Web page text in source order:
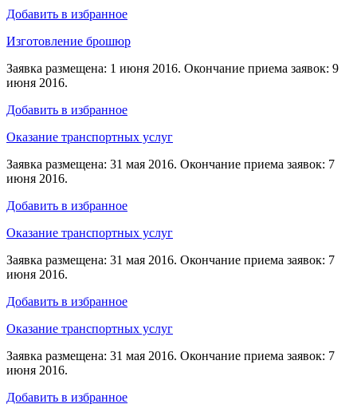
Добавить в избранное
Изготовление брошюр
Заявка размещена: 1 июня 2016. Окончание приема заявок: 9
июня 2016.
Добавить в избранное
Оказание транспортных услуг
Заявка размещена: 31 мая 2016. Окончание приема заявок: 7
июня 2016.
Добавить в избранное
Оказание транспортных услуг
Заявка размещена: 31 мая 2016. Окончание приема заявок: 7
июня 2016.
Добавить в избранное
Оказание транспортных услуг
Заявка размещена: 31 мая 2016. Окончание приема заявок: 7
июня 2016.
Добавить в избранное